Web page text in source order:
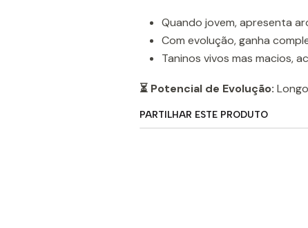
Quando jovem, apresenta
Com evolução, ganha
Taninos vivos mas macios,
⏳ Potencial de Evolução:
PARTILHAR ESTE PRODUTO